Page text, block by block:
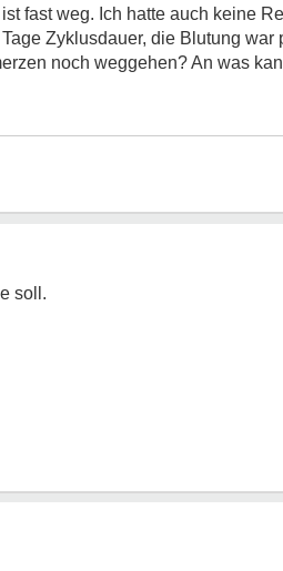
fast weg. Ich hatte auch keine
Zyklusdauer, die Blutung war
noch weggehen? An was
soll.